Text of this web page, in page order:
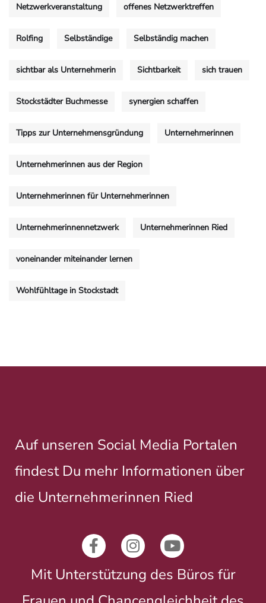
Netzwerkveranstaltung offenes Netzwerktreffen
Rolfing Selbständige Selbständig machen
sichtbar als Unternehmerin Sichtbarkeit sich trauen
Stockstädter Buchmesse synergien schaffen
Tipps zur Unternehmensgründung Unternehmerinnen
Unternehmerinnen aus der Region
Unternehmerinnen für Unternehmerinnen
Unternehmerinnennetzwerk Unternehmerinnen Ried
voneinander miteinander lernen
Wohlfühltage in Stockstadt
Auf unseren Social Media Portalen
findest Du mehr Informationen über
die Unternehmerinnen Ried
Mit Unterstützung des Büros für